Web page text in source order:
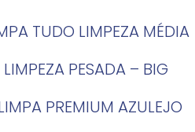
TUDO LIMPEZA MÉDIA
LIMPEZA PESADA – BIG
PREMIUM AZULEJO